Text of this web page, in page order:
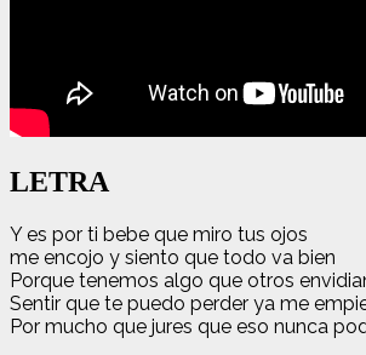
LETRA
Y es por ti bebe que miro tus ojos
me encojo y siento que todo va bien
Porque tenemos algo que otros
Sentir que te puedo perder ya me
Por mucho que jures que eso nunca